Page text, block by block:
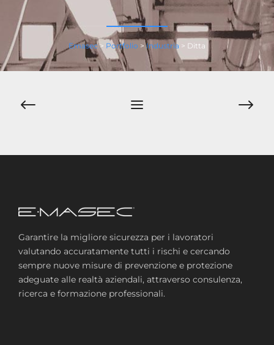
Emasec> Portfolio >Industria > Ditta
Navigazione
Garantire la migliore sicurezza per i lavoratori
valutando accuratamente tutti i rischi e cercando
sempre nuove misure di prevenzione e protezione
adeguate alle realtà aziendali, attraverso consulenza,
ricerca e formazione professionali.